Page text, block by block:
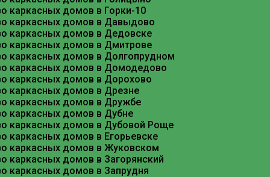
каркасных домов в Горки-10
каркасных домов в Давыдово
каркасных домов в Дедовске
каркасных домов в Дмитрове
каркасных домов в Долгопрудном
каркасных домов в Домодедово
каркасных домов в Дорохово
каркасных домов в Дрезне
каркасных домов в Дружбе
каркасных домов в Дубне
каркасных домов в Дубовой Роще
каркасных домов в Егорьевске
каркасных домов в Жуковском
каркасных домов в Загорянский
каркасных домов в Запрудня
Каркасная технология давно перестала
адаптированные под климат центральной
По сравнению с кирпичными или блочными
Это позволяет существенно сэкономить на
толщиной 150–200 мм) не уступают в
Подготовка к строительству: проект и
Любое строительство начинается с проекта. На
земли.
Типовой или индивидуальный проект
На рынке представлены готовые решения,
Однако, если участок имеет сложный рельеф
привязать дом к сторонам света и